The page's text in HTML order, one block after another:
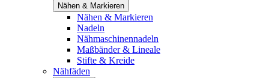
Nähen & Markieren
Nähen & Markieren
Nadeln
Nähmaschinennadeln
Maßbänder & Lineale
Stifte & Kreide
Nähfäden